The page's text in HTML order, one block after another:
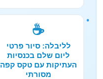
☕
לליבלה: סיור פרטי
ליום שלם בכנסיות
העתיקות עם טקס קפה
מסורתי